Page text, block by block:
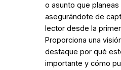
o asunto que planeas
asegurándote de
lector desde la
Proporciona una
destaque por qué
importante y cómo